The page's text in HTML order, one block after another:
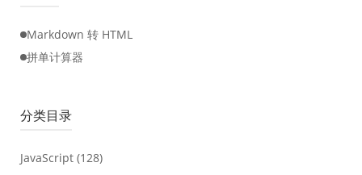
Markdown 转 HTML
拼单计算器
分类目录
JavaScript (128)